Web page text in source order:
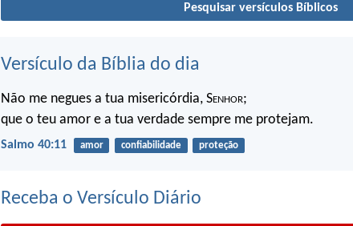
Pesquisar versículos Bíblicos
Versículo da Bíblia do dia
Não me negues a tua misericórdia, Senhor;
que o teu amor e a tua verdade sempre me protejam.
Salmo 40:11 amor confiabilidade proteção
Receba o Versículo Diário